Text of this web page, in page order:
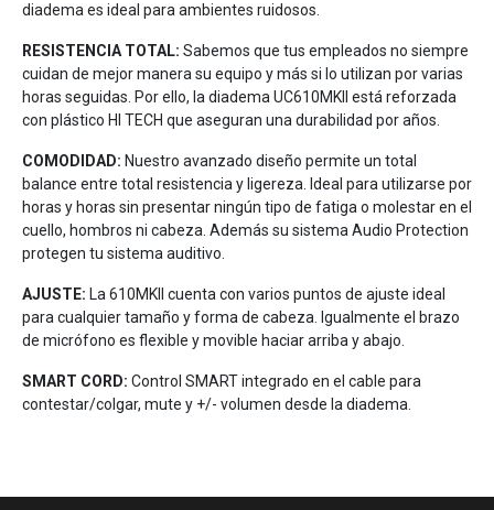
diadema es ideal para ambientes ruidosos.
RESISTENCIA TOTAL: Sabemos que tus empleados no siempre
cuidan de mejor manera su equipo y más si lo utilizan por varias
horas seguidas. Por ello, la diadema UC610MKII está reforzada
con plástico HI TECH que aseguran una durabilidad por años.
COMODIDAD: Nuestro avanzado diseño permite un total
balance entre total resistencia y ligereza. Ideal para utilizarse por
horas y horas sin presentar ningún tipo de fatiga o molestar en el
cuello, hombros ni cabeza. Además su sistema Audio Protection
protegen tu sistema auditivo.
AJUSTE: La 610MKII cuenta con varios puntos de ajuste ideal
para cualquier tamaño y forma de cabeza. Igualmente el brazo
de micrófono es flexible y movible haciar arriba y abajo.
SMART CORD: Control SMART integrado en el cable para
contestar/colgar, mute y +/- volumen desde la diadema.